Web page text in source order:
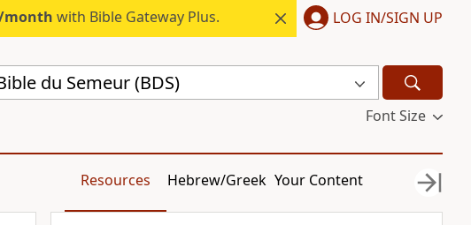
month with Bible Gateway Plus. LOG IN/SIGN UP
du Semeur (BDS)
Font Size
Resources Hebrew/Greek Your Content